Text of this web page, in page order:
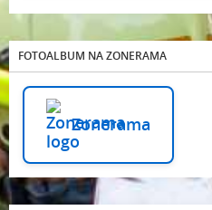
FOTOALBUM NA ZONERAMA
Zonerama